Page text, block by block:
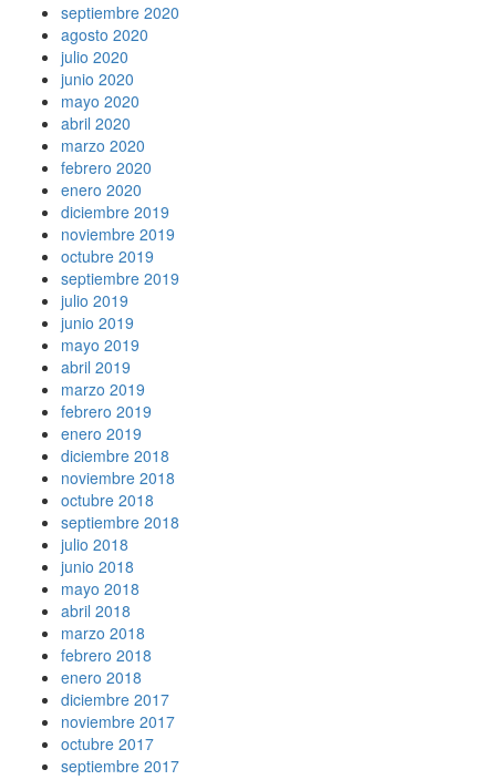
septiembre 2020
agosto 2020
julio 2020
junio 2020
mayo 2020
abril 2020
marzo 2020
febrero 2020
enero 2020
diciembre 2019
noviembre 2019
octubre 2019
septiembre 2019
julio 2019
junio 2019
mayo 2019
abril 2019
marzo 2019
febrero 2019
enero 2019
diciembre 2018
noviembre 2018
octubre 2018
septiembre 2018
julio 2018
junio 2018
mayo 2018
abril 2018
marzo 2018
febrero 2018
enero 2018
diciembre 2017
noviembre 2017
octubre 2017
septiembre 2017